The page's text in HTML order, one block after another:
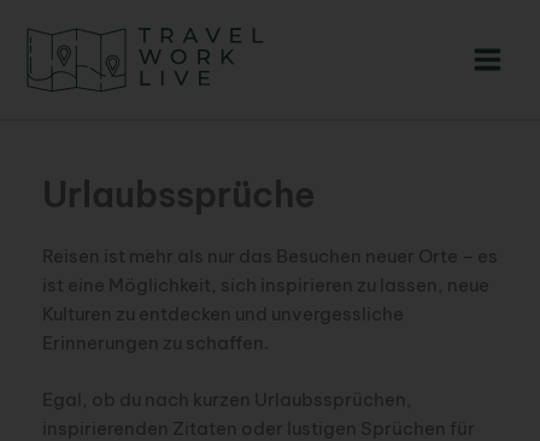
Inhalt
springen
Urlaubssprüche
Reisen ist mehr als nur das Besuchen neuer Orte – es
ist eine Möglichkeit, sich inspirieren zu lassen, neue
Kulturen zu entdecken und unvergessliche
Erinnerungen zu schaffen.
Egal, ob du nach kurzen Urlaubssprüchen,
inspirierenden Zitaten oder lustigen Sprüchen für